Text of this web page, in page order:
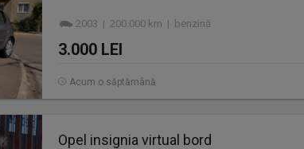
2003 | 200.000 km | benzină
3.000 LEI
Acum o săptămână
Opel insignia virtual bord